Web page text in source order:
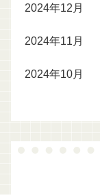
2024年12月
2024年11月
2024年10月